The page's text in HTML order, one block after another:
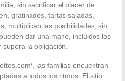
sin sacrificar el placer de
gratinados, tartas saladas,
multiplican las posibilidades, sin
dar una mano, incluidos los
la obligación.
, las familias encuentran
a todos los ritmos. El sitio